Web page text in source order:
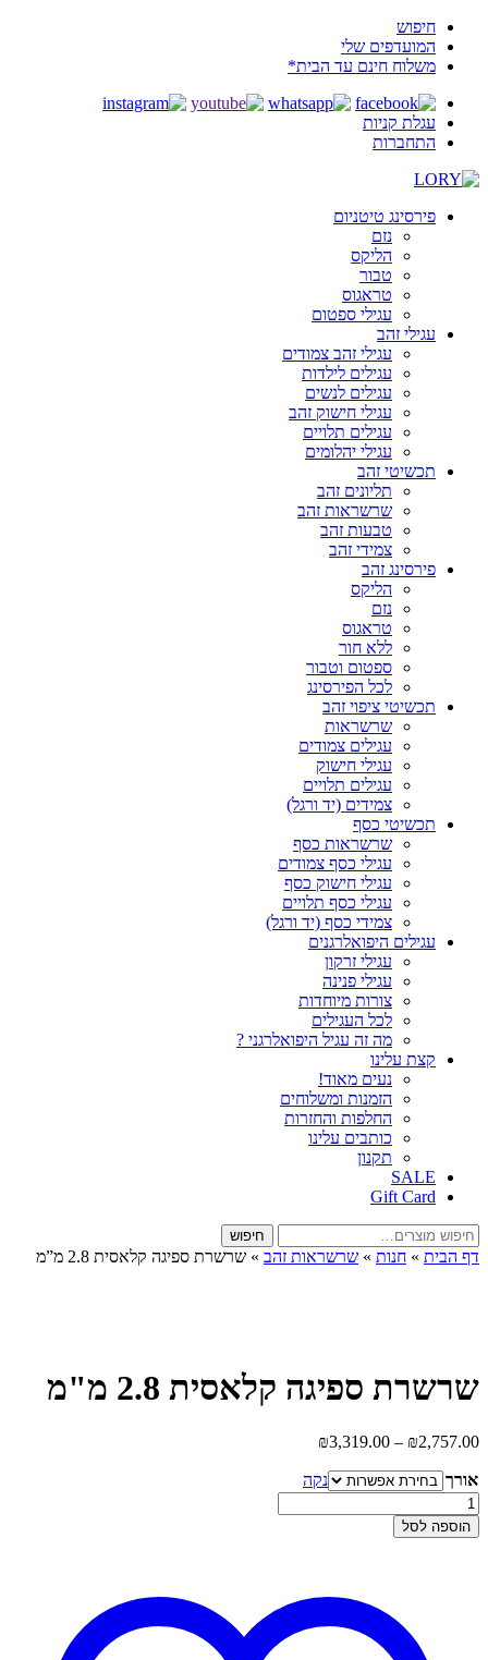
חיפוש
המועדפים שלי
משלוח חינם עד הבית*
עגלת קניות
התחברות
פירסינג טיטניום
נזם
הליקס
טבור
טראגוס
עגילי ספטום
עגילי זהב
עגילי זהב צמודים
עגילים לילדות
עגילים לנשים
עגילי חישוק זהב
עגילים תלויים
עגילי יהלומים
תכשיטי זהב
תליונים זהב
שרשראות זהב
טבעות זהב
צמידי זהב
פירסינג זהב
הליקס
נזם
טראגוס
ללא חור
ספטום וטבור
לכל הפירסינג
תכשיטי ציפוי זהב
שרשראות
עגילים צמודים
עגילי חישוק
עגילים תלויים
צמידים (יד ורגל)
תכשיטי כסף
שרשראות כסף
עגילי כסף צמודים
עגילי חישוק כסף
עגילי כסף תלויים
צמידי כסף (יד ורגל)
עגילים היפואלרגנים
עגילי זרקון
עגילי פנינה
צורות מיוחדות
לכל העגילים
מה זה עגיל היפואלרגני ?
קצת עלינו
נעים מאוד!
הזמנות ומשלוחים
החלפות והחזרות
כותבים עלינו
תקנון
SALE
Gift Card
חיפוש
עבור:
חיפוש
דף הבית » חנות » שרשראות זהב » שרשרת ספיגה קלאסית 2.8 מ”מ
שרשרת ספיגה קלאסית 2.8 מ"מ
₪2,757.00
–
₪3,319.00
עד
אורך
נקה
כמות
של
שרשרת
הוספה לסל